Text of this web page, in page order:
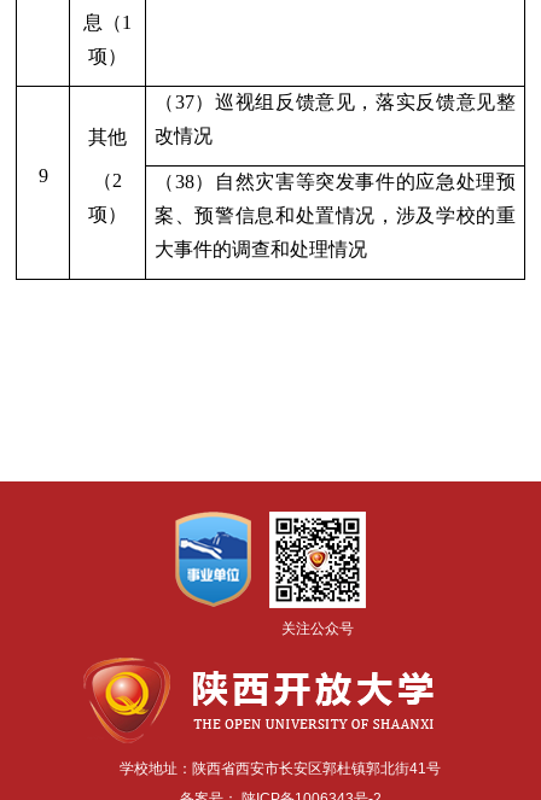
息（1
项）
9
其他
（2
项）
（37）巡视组反馈意见，落实反馈意见整
改情况
（38）自然灾害等突发事件的应急处理预
案、预警信息和处置情况，涉及学校的重
大事件的调查和处理情况
关注公众号
学校地址：陕西省西安市长安区郭杜镇郭北街41号